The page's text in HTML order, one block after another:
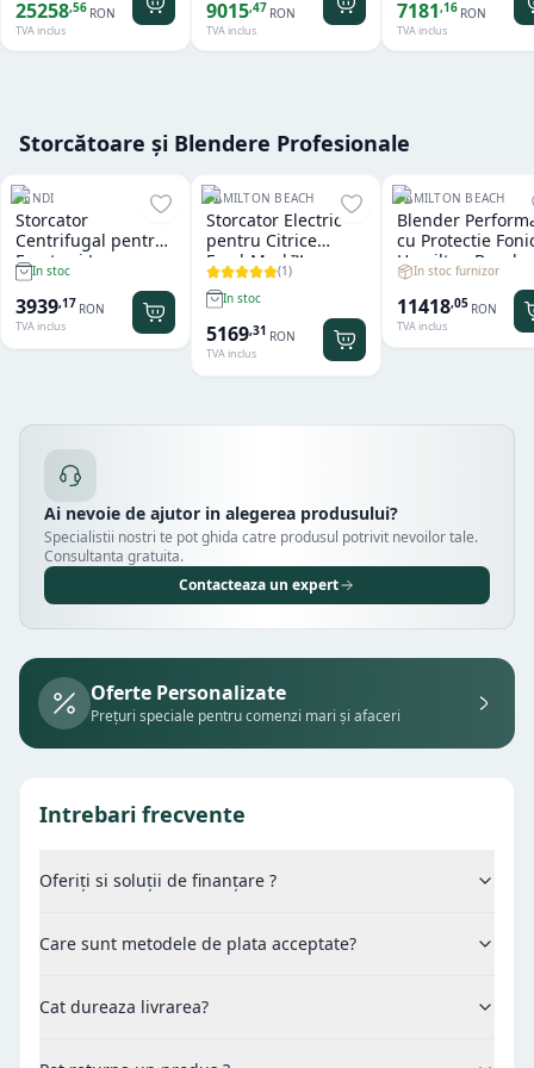
25258,56 RON
TVA inclus
9015,47 RON
TVA inclus
7181,16 RON
TVA inclus
Storcătoare și Blendere Profesionale
HENDI
Storcator
Centrifugal pentru
Fructe si Legume
Hendi
In stoc
3939,17 RON
TVA inclus
HAMILTON BEACH
Storcator Electric
pentru Citrice
FreshMark™
Hamilton Beach
(1)
In stoc
5169,31 RON
TVA inclus
HAMILTON BEACH
Blender
cu Protectie
Hamilton Beach
Summit® Edge
In stoc furnizor
11418,05 RON
TVA inclus
Ai nevoie de ajutor in alegerea produsului?
Specialistii nostri te pot ghida catre produsul potrivit nevoilor tale.
Consultanta gratuita.
Contacteaza un expert
Oferte Personalizate
Prețuri speciale pentru comenzi mari și afaceri
Intrebari frecvente
Oferiți si soluții de finanțare ?
Care sunt metodele de plata acceptate?
Cat dureaza livrarea?